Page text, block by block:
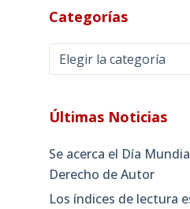
Categorías
Categorías
Últimas Noticias
Se acerca el Día
Derecho de Autor
Los índices de lectura